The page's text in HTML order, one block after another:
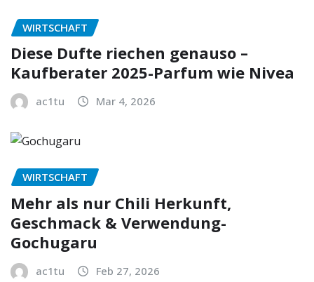
WIRTSCHAFT
Diese Dufte riechen genauso –
Kaufberater 2025-Parfum wie Nivea
ac1tu Mar 4, 2026
WIRTSCHAFT
Mehr als nur Chili Herkunft,
Geschmack & Verwendung-
Gochugaru
ac1tu Feb 27, 2026